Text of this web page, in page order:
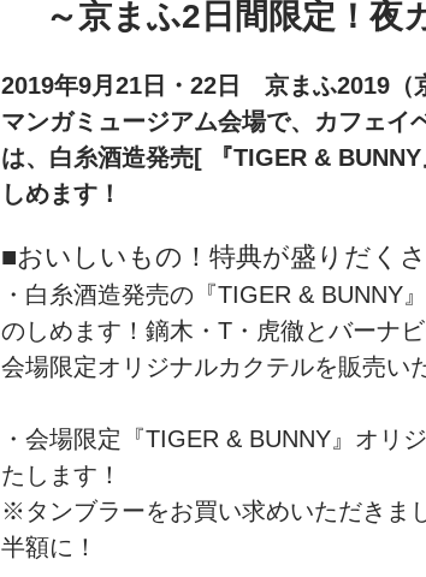
～京まふ2日間限定！夜
2019年9月21日・22日 京まふ2019（
マンガミュージアム会場で、カフェイ
は、白糸酒造発売[ 『TIGER &
しめます！
■おいしいもの！特典が盛りだく
・白糸酒造発売の『TIGER & BUNNY
のしめます！鏑木・T・虎徹とバーナ
会場限定オリジナルカクテルを販売い
・会場限定『TIGER & BUNNY』オリ
たします！
※タンブラーをお買い求めいただきま
半額に！